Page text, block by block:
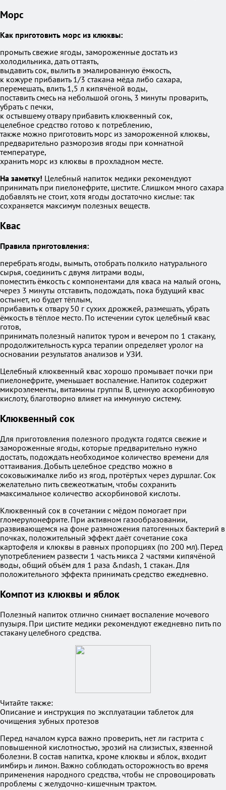
Морс
Как приготовить морс из клюквы:
промыть свежие ягоды, замороженные достать из
холодильника, дать оттаять,
выдавить сок, вылить в эмалированную ёмкость,
к кожуре прибавить 1/3 стакана мёда либо сахара,
перемешать, влить 1,5 л кипячёной воды,
поставить смесь на небольшой огонь, 3 минуты проварить,
убрать с печки,
к остывшему отвару прибавить клюквенный сок,
целебное средство готово к потреблению,
также можно приготовить морс из замороженной клюквы,
предварительно разморозив ягоды при комнатной
температуре,
хранить морс из клюквы в прохладном месте.
На заметку! Целебный напиток медики рекомендуют
принимать при пиелонефрите, цистите. Слишком много сахара
добавлять не стоит, хотя ягоды достаточно кислые: так
сохраняется максимум полезных веществ.
Квас
Правила приготовления:
перебрать ягоды, вымыть, отобрать полкило натурального
сырья, соединить с двумя литрами воды,
поместить ёмкость с компонентами для кваса на малый огонь,
через 3 минуты отставить, подождать, пока будущий квас
остынет, но будет тёплым,
прибавить к отвару 50 г сухих дрожжей, размешать, убрать
ёмкость в тёплое место. По истечении суток целебный квас
готов,
принимать полезный напиток туром и вечером по 1 стакану,
продолжительность курса терапии определяет уролог на
основании результатов анализов и УЗИ.
Целебный клюквенный квас хорошо промывает почки при
пиелонефрите, уменьшает воспаление. Напиток содержит
микроэлементы, витамины группы В, ценную аскорбиновую
кислоту, благотворно влияет на иммунную систему.
Клюквенный сок
Для приготовления полезного продукта годятся свежие и
замороженные ягоды, которые предварительно нужно
достать, подождать необходимое количество времени для
оттаивания. Добыть целебное средство можно в
соковыжималке либо из ягод, протёртых через дуршлаг. Сок
желательно пить свежеотжатым, чтобы сохранить
максимальное количество аскорбиновой кислоты.
Клюквенный сок в сочетании с мёдом помогает при
гломерулонефрите. При активном газообразовании,
развивающемся на фоне размножения патогенных бактерий в
почках, положительный эффект даёт сочетание сока
картофеля и клюквы в равных пропорциях (по 200 мл). Перед
употреблением развести 1 часть микса 2 частями кипячёной
воды, общий объём для 1 раза &ndash, 1 стакан. Для
положительного эффекта принимать средство ежедневно.
Компот из клюквы и яблок
Полезный напиток отлично снимает воспаление мочевого
пузыря. При цистите медики рекомендуют ежедневно пить по
стакану целебного средства.
Читайте также:
Описание и инструкция по эксплуатации таблеток для
очищения зубных протезов
Перед началом курса важно проверить, нет ли гастрита с
повышенной кислотностью, эрозий на слизистых, язвенной
болезни. В состав напитка, кроме клюквы и яблок, входит
имбирь и лимон. Важно соблюдать осторожность во время
применения народного средства, чтобы не спровоцировать
проблемы с желудочно-кишечным трактом.